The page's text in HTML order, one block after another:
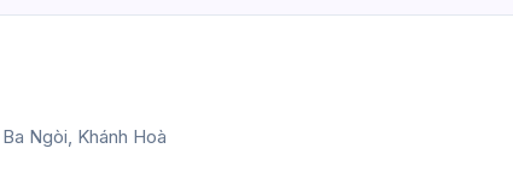
Ngòi, Khánh Hoà